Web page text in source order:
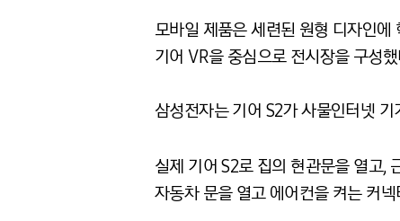
모바일 제품은 세련된 원형 디자인
기어 VR을 중심으로 전시장을 구성했
삼성전자는 기어 S2가 사물인터넷
실제 기어 S2로 집의 현관문을 열고
자동차 문을 열고 에어컨을 켜는 커